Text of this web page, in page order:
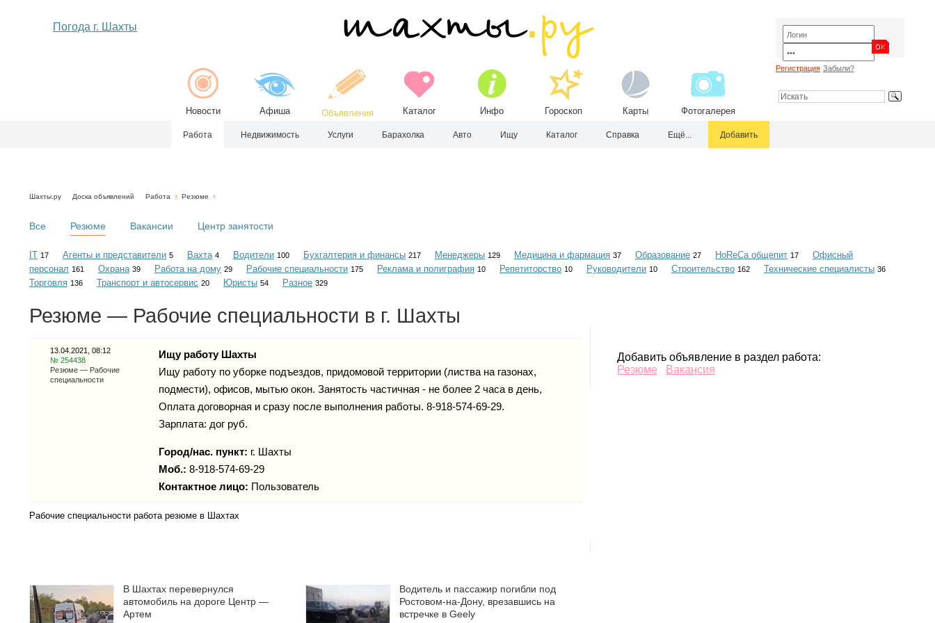
Погода г. Шахты
Новости Афиша Объявления Каталог Инфо Гороскоп Карты Фотогалерея
Регистрация Забыли?
Работа Недвижимость Услуги Барахолка Авто Ищу Каталог Справка Ещё... Добавить
Шахты.ру Доска объявлений Работа Резюме
Все Резюме Вакансии Центр занятости
IT 17 Агенты и представители 5 Вахта 4 Водители 100 Бухгалтерия и финансы 217 Менеджеры 129 Медицина и фармация 37 Образование 27 HoReCa общепит 17
Офисный
персонал 161 Охрана 39 Работа на дому 29 Рабочие специальности 175 Реклама и полиграфия 10 Репетиторство 10 Руководители 10 Строительство 162 Технические специалисты 36
Торговля 136 Транспорт и автосервис 20 Юристы 54 Разное 329
Резюме — Рабочие специальности в г. Шахты
13.04.2021, 08:12
№ 254438
Резюме — Рабочие
специальности
Ищу работу Шахты
Ищу работу по уборке подъездов, придомовой территории (листва на газонах,
подмести), офисов, мытью окон. Занятость частичная - не более 2 часа в день,
Оплата договорная и сразу после выполнения работы. 8-918-574-69-29.
Зарплата: дог руб.
Город/нас. пункт: г. Шахты
Моб.: 8-918-574-69-29
Контактное лицо: Пользователь
Рабочие специальности работа резюме в Шахтах
Добавить объявление в раздел работа:
Резюме
Вакансия
В Шахтах перевернулся
автомобиль на дороге Центр —
Артем
Водитель и пассажир погибли под
Ростовом-на-Дону, врезавшись на
встречке в Geely